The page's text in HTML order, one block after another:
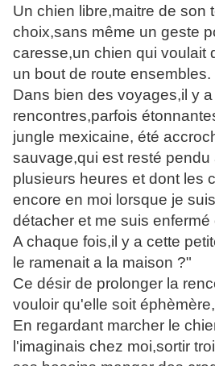
Un chien libre,maitre de son
choix,sans même un geste
caresse,un chien qui voulait
un bout de route ensembles.
Dans bien des voyages,il y
rencontres,parfois
jungle mexicaine, été
sauvage,qui est resté pendu
plusieurs heures et dont les
encore en moi lorsque je
détacher et me suis
A chaque fois,il y a cette
le ramenait a la maison ?"
Ce désir de prolonger la
vouloir qu'elle soit
En regardant marcher le
l'imaginais chez moi,sortir